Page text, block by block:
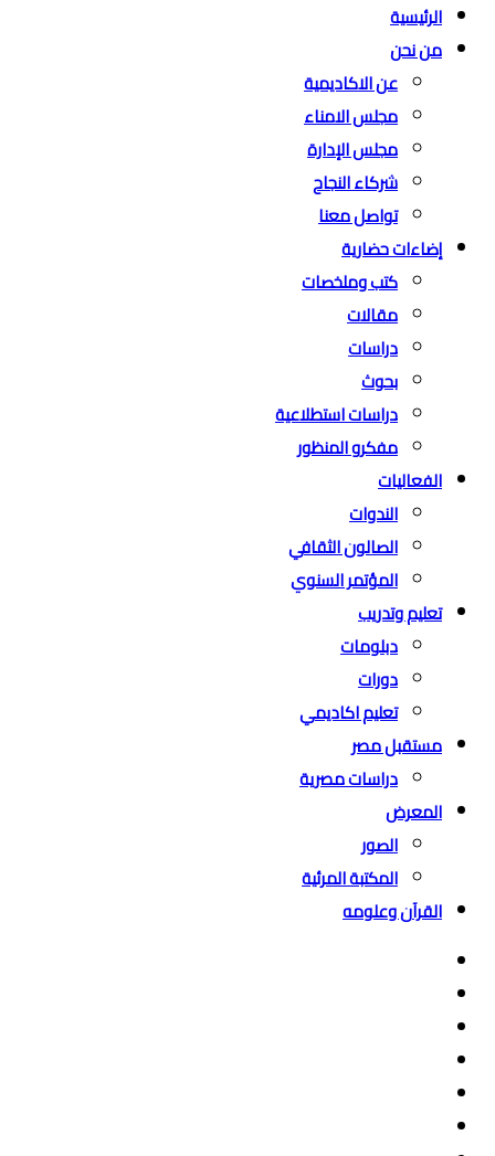
الرئيسية
من نحن
عن الاكاديمية
مجلس الامناء
مجلس الإدارة
شركاء النجاح
تواصل معنا
إضاءات حضارية
كتب وملخصات
مقالات
دراسات
بحوث
دراسات استطلاعية
مفكرو المنظور
الفعاليات
الندوات
الصالون الثقافي
المؤتمر السنوي
تعليم وتدريب
دبلومات
دورات
تعليم اكاديمي
مستقبل مصر
دراسات مصرية
المعرض
الصور
المكتبة المرئية
القرآن وعلومه